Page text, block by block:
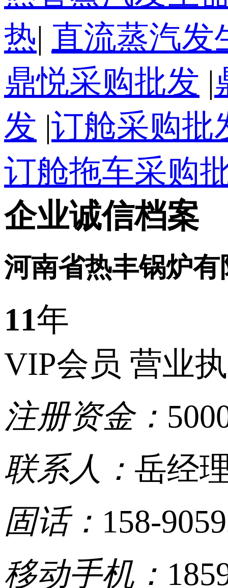
热| 直流蒸汽发
鼎悦采购批发 |
发 |订舱采购批
订舱拖车采购
企业诚信档案
河南省热丰锅炉有
11年
VIP会员 营业
注册资金：
联系人： 岳经
固话： 158-
移动手机：